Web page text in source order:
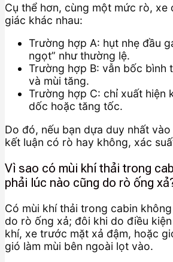
Cụ thể hơn, cùng một mức rò, xe
giác khác nhau:
Trường hợp A: hụt nhẹ đầu
ngọt” như thường lệ.
Trường hợp B: vẫn bốc bình
và mùi tăng.
Trường hợp C: chỉ xuất hiện
dốc hoặc tăng tốc.
Do đó, nếu bạn dựa duy nhất
kết luận có rò hay không, xác
Vì sao có mùi khí thải trong
phải lúc nào cũng do rò ống
Có mùi khí thải trong cabin
do rò ống xả; đôi khi do điều
khí, xe trước mặt xả đậm, hoặc
gió làm mùi bên ngoài lọt vào.